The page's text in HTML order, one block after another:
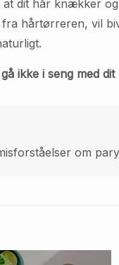
dit hår knækker
hårtørreren, vil
gå ikke i seng med
om